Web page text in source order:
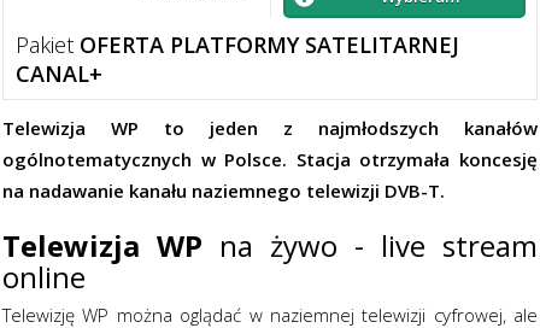
Pakiet OFERTA PLATFORMY SATELITARNEJ
CANAL+
Telewizja WP to jeden z najmłodszych kanałów
ogólnotematycznych w Polsce. Stacja otrzymała koncesję
na nadawanie kanału naziemnego telewizji DVB-T.
Telewizja WP na żywo - live stream
online
Telewizję WP można oglądać w naziemnej telewizji cyfrowej, ale